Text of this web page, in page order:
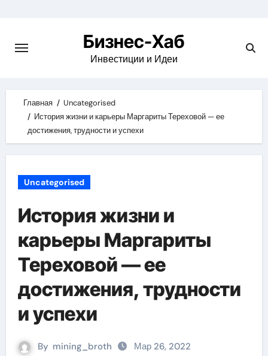
content
Бизнес-Хаб
Инвестиции и Идеи
Главная
Uncategorised
История жизни и карьеры Маргариты Тереховой — ее
достижения, трудности и успехи
Uncategorised
История жизни и
карьеры Маргариты
Тереховой — ее
достижения, трудности
и успехи
By mining_broth Мар 26, 2022